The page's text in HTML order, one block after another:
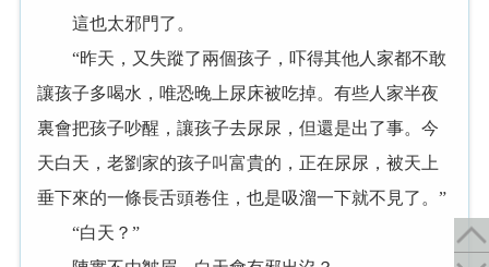
這也太邪門了。
“昨天，又失蹤了兩個孩子，吓得其他人家都不敢
讓孩子多喝水，唯恐晚上尿床被吃掉。有些人家半夜
裏會把孩子吵醒，讓孩子去尿尿，但還是出了事。今
天白天，老劉家的孩子叫富貴的，正在尿尿，被天上
垂下來的一條長舌頭卷住，也是吸溜一下就不見了。”
“白天？”